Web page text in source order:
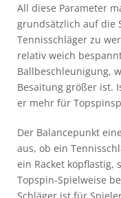
All diese Parameter
grundsätzlich auf die
Tennisschläger zu
relativ weich
Ballbeschleunigung,
Besaitung größer ist.
er mehr für
Der Balancepunkt
aus, ob ein
ein Racket
Topspin-Spielweise